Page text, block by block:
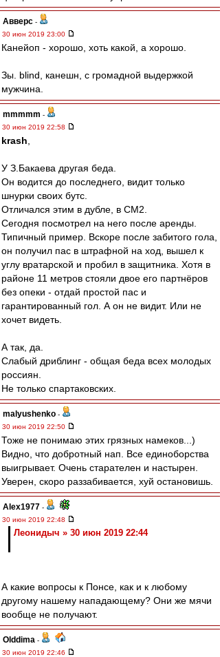
Авверс -
30 июн 2019 23:00
Канейоп - хорошо, хоть какой, а хорошо.
Зы. blind, канешн, с громадной выдержкой
мужчина.
mmmmm -
30 июн 2019 22:58
krash
У З.Бакаева другая беда.
Он водится до последнего, видит только
шнурки своих бутс.
Отличался этим в дубле, в СМ2.
Сегодня посмотрел на него после аренды.
Типичный пример. Вскоре после забитого гола,
он получил пас в штрафной на ход, вышел к
углу вратарской и пробил в защитника. Хотя в
районе 11 метров стояли двое его партнёров
без опеки - отдай простой пас и
гарантированный гол. А он не видит. Или не
хочет видеть.
А так, да.
Слабый дриблинг - общая беда всех молодых
россиян.
Не только спартаковских.
malyushenko -
30 июн 2019 22:50
Тоже не понимаю этих грязных намеков...)
Видно, что добротный нап. Все единоборства
выигрывает. Очень старателен и настырен.
Уверен, скоро раззабивается, хуй остановишь.
Alex1977 -
30 июн 2019 22:48
Леонидыч » 30 июн 2019 22:44
А какие вопросы к Понсе, как и к любому
другому нашему нападающему? Они же мячи
вообще не получают.
Olddima -
30 июн 2019 22:46